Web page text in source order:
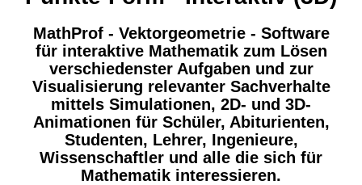
MathProf - Vektorgeometrie - Software
für interaktive Mathematik zum Lösen
verschiedenster Aufgaben und zur
Visualisierung relevanter Sachverhalte
mittels Simulationen, 2D- und 3D-
Animationen für Schüler, Abiturienten,
Studenten, Lehrer, Ingenieure,
Wissenschaftler und alle die sich für
Mathematik interessieren.